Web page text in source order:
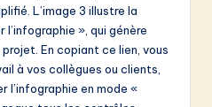
L’image 3 illustre la
», qui génère
En copiant ce lien, vous
à vos collègues ou clients,
l’infographie en mode «